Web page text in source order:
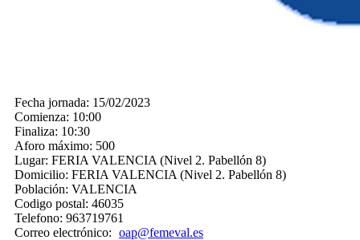
Fecha jornada: 15/02/2023
Comienza: 10:00
Finaliza: 10:30
Aforo máximo: 500
Lugar: FERIA VALENCIA (Nivel 2. Pabellón 8)
Domicilio: FERIA VALENCIA (Nivel 2. Pabellón 8)
Población: VALENCIA
Codigo postal: 46035
Telefono: 963719761
Correo electrónico: oap@femeval.es